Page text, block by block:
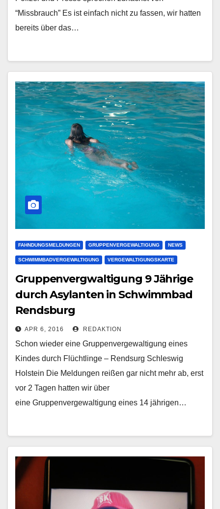
“Missbrauch” Es ist einfach nicht zu fassen, wir hatten
bereits über das…
FAHNDUNGSMELDUNGEN GRUPPENVERGEWALTIGUNG NEWS
SCHWIMMBADVERGEWALTIGUNG VERGEWALTIGUNGSKARTE
Gruppenvergwaltigung 9 Jährige
durch Asylanten in Schwimmbad
Rendsburg
APR 6, 2016 REDAKTION
Schon wieder eine Gruppenvergewaltigung eines
Kindes durch Flüchtlinge – Rendsurg Schleswig
Holstein Die Meldungen reißen gar nicht mehr ab, erst
vor 2 Tagen hatten wir über
eine Gruppenvergewaltigung eines 14 jährigen…